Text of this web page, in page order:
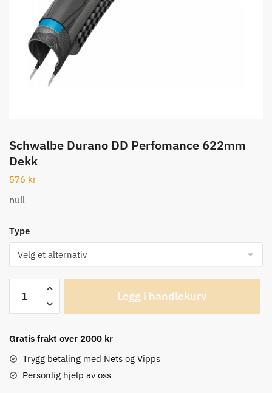
Schwalbe Durano DD Perfomance 622mm
Dekk
576 kr
null
Type
Schwalbe
Durano
DD
622mm
Dekk
antall
Legg i handlekurv
Gratis frakt over 2000 kr
Trygg betaling med Nets og Vipps
Personlig hjelp av oss